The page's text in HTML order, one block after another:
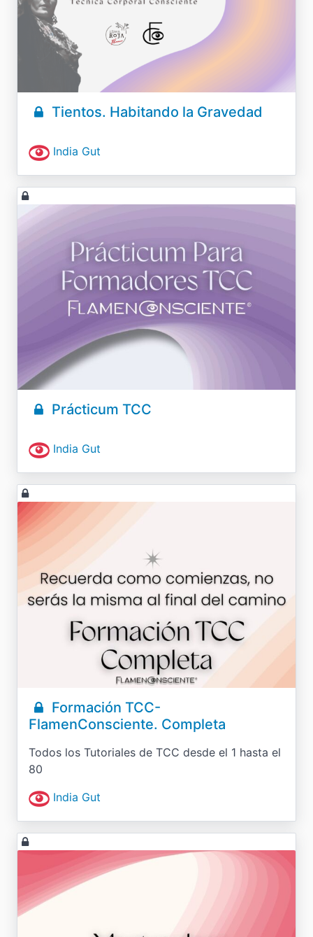
Tientos. Habitando la Gravedad
India Gut
Prácticum TCC
India Gut
Formación TCC-
FlamenConsciente. Completa
Todos los Tutoriales de TCC desde el 1 hasta el
80
India Gut